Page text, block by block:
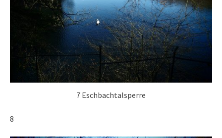
7 Eschbachtalsperre
8